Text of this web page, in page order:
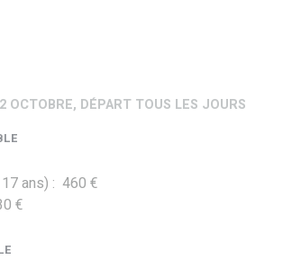
OCTOBRE, DÉPART TOUS LES JOURS
ans) : 460 €
€